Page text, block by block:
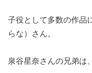
子役として多数の作品
らな）さん。
泉谷星奈さんの兄弟は